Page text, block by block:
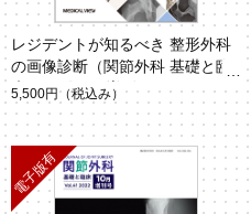
レジデントが知るべき 整形外科
の画像診断（関節外科 基礎と臨
床 2024年4月増刊 Vol.43 No.1
3）
5,500円 （税込み）